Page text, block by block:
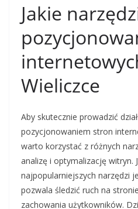
Jakie
Wieliczce
Aby skutecznie prowadzić
pozycjonowaniem stron
warto korzystać z różnych
analizę i optymalizację witryn.
najpopularniejszych narzędzi
pozwala śledzić ruch na
zachowania użytkowników.